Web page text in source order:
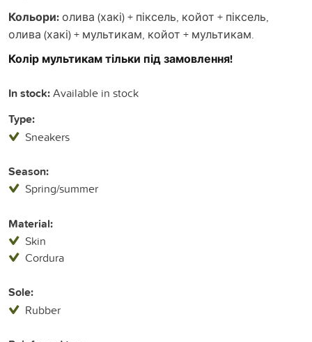
Кольори:олива (хакі) + піксель, койот + піксель,
олива (хакі) + мультикам, койот + мультикам.
Колір мультикам тільки під замовлення!
In stock:Available in stock
Type:
Sneakers
Season:
Spring/summer
Material:
Skin
Cordura
Sole:
Rubber